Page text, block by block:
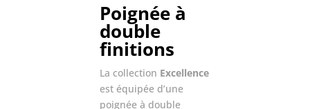
Poignée à
double
finitions
La collection Excellence
est équipée d’une
poignée à double